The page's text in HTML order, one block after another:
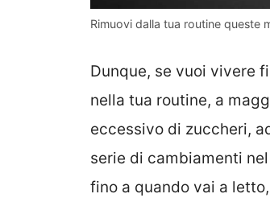
Rimuovi dalla tua routine queste
Dunque, se vuoi vivere
nella tua routine, a
eccessivo di zuccheri,
serie di cambiamenti
fino a quando vai a